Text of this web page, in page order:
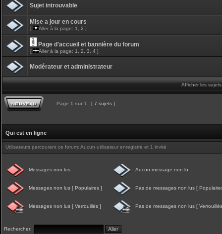
Sujet introuvable
Mise a jour en cours
[ Aller à la page: 1 2 ]
Page d'accueil et bannière du forum
[ Aller à la page: 1 2 3 4 ]
Modérateur et administrateur
Afficher les
Page 1 sur 1 [ 7 sujets ]
Qui est en ligne
Utilisateurs parcourant ce forum: Aucun utilisateur enregistré et 1 invité
Messages non lus Aucun message non lu
Messages non lus [ Populaires ] Pas de messages non lus [
Messages non lus [ Verrouillés ] Pas de messages non lus [
Rechercher: